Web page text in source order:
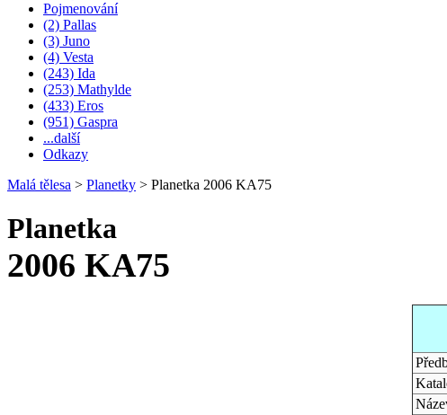
Pojmenování
(2) Pallas
(3) Juno
(4) Vesta
(243) Ida
(253) Mathylde
(433) Eros
(951) Gaspra
...další
Odkazy
Malá tělesa > Planetky > Planetka 2006 KA75
Planetka
2006 KA75